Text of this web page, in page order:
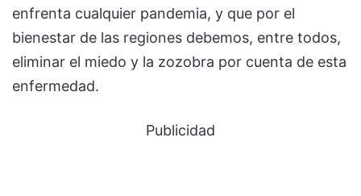
enfrenta cualquier pandemia, y que por el
bienestar de las regiones debemos, entre todos,
eliminar el miedo y la zozobra por cuenta de esta
enfermedad.
Publicidad